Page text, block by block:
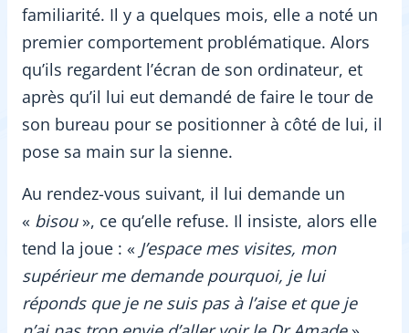
familiarité. Il y a quelques mois, elle a noté un
premier comportement problématique. Alors
qu’ils regardent l’écran de son ordinateur, et
après qu’il lui eut demandé de faire le tour de
son bureau pour se positionner à côté de lui, il
pose sa main sur la sienne.
Au rendez-vous suivant, il lui demande un
« bisou», ce qu’elle refuse. Il insiste, alors elle
tend la joue : « J’espace mes visites, mon
supérieur me demande pourquoi, je lui
réponds que je ne suis pas à l’aise et que je